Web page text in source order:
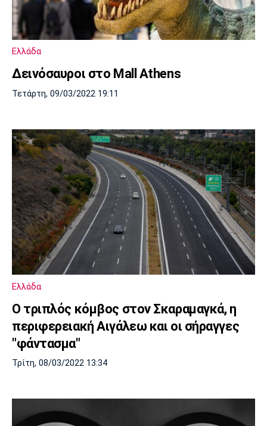
Πολιτισμός
Τραγούδια
Running
Παρασκήνιο
Πρόγραμμα TV
Μπαρτσελόνα
Ρεάλ
Μαδρίτης
Ατλέτικο
Μαδρίτης
Μάντσεστερ
Γιουνάιτεντ
Τσέλσι Άρσεναλ
Λίβερπουλ
Μάντσεστερ
Γιουβέντους
Ίντερ
Μπορούσια
Ντόρτμουντ
Μαρσέιγ
Ελλάδα
Δεινόσαυροι στο Mall Athens
Τετάρτη, 09/03/2022 19:11
Ελλάδα
Ο τριπλός κόμβος στον Σκαραμαγκά, η
περιφερειακή Αιγάλεω και οι σήραγγες
"φάντασμα"
Τρίτη, 08/03/2022 13:34